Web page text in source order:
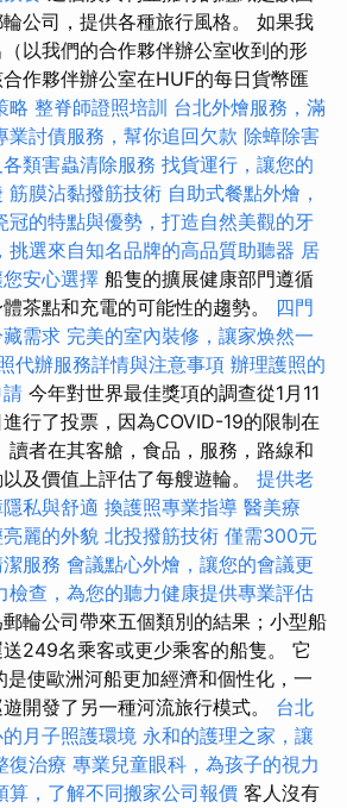
公司，提供各種旅行風格。 如果我
以我們的合作夥伴辦公室收到的形
作夥伴辦公室在HUF的每日貨幣匯
略 整脊師證照培訓 台北外燴服務，滿
業討債服務，幫你追回欠款 除蟑除害
類害蟲清除服務 找貨運行，讓您的
筋膜沾黏撥筋技術 自助式餐點外燴，
冠的特點與優勢，打造自然美觀的牙
挑選來自知名品牌的高品質助聽器 居
安心選擇 船隻的擴展健康部門遵循
茶點和充電的可能性的趨勢。 四門
需求 完美的室內裝修，讓家焕然一
代辦服務詳情與注意事項 辦理護照的
今年對世界最佳獎項的調查從1月11
行了投票，因為COVID-19的限制在
讀者在其客艙，食品，服務，路線和
及價值上評估了每艘遊輪。 提供老
私與舒適 換護照專業指導 醫美療
麗的外貌 北投撥筋技術 僅需300元
服務 會議點心外燴，讓您的會議更
檢查，為您的聽力健康提供專業評估
輪公司帶來五個類別的結果；小型船
249名乘客或更少乘客的船隻。 它
是使歐洲河船更加經濟和個性化，一
開發了另一種河流旅行模式。 台北
月子照護環境 永和的護理之家，讓
復治療 專業兒童眼科，為孩子的視力
算，了解不同搬家公司報價 客人沒有